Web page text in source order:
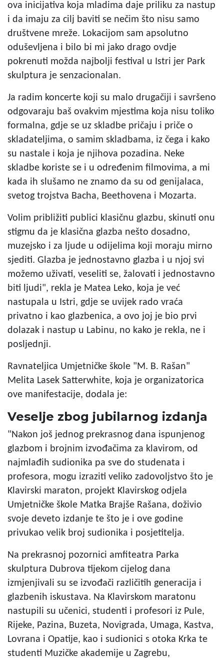
ova inicijativa koja mladima daje priliku za nastup
i da imaju za cilj baviti se nečim što nisu samo
društvene mreže. Lokacijom sam apsolutno
oduševljena i bilo bi mi jako drago ovdje
pokrenuti možda najbolji festival u Istri jer Park
skulptura je senzacionalan.
Ja radim koncerte koji su malo drugačiji i savršeno
odgovaraju baš ovakvim mjestima koja nisu toliko
formalna, gdje se uz skladbe pričaju i priče o
skladateljima, o samim skladbama, iz čega i kako
su nastale i koja je njihova pozadina. Neke
skladbe koriste se i u određenim filmovima, a mi
kada ih slušamo ne znamo da su od genijalaca,
svetog trojstva Bacha, Beethovena i Mozarta.
Volim približiti publici klasičnu glazbu, skinuti onu
stigmu da je klasična glazba nešto dosadno,
muzejsko i za ljude u odijelima koji moraju mirno
sjediti. Glazba je jednostavno glazba i u njoj svi
možemo uživati, veseliti se, žalovati i jednostavno
biti ljudi", rekla je Matea Leko, koja je već
nastupala u Istri, gdje se uvijek rado vraća
privatno i kao glazbenica, a ovo joj je bio prvi
dolazak i nastup u Labinu, no kako je rekla, ne i
posljednji.
Ravnateljica Umjetničke škole "M. B. Rašan"
Melita Lasek Satterwhite, koja je organizatorica
ove manifestacije, dodala je:
Veselje zbog jubilarnog izdanja
"Nakon još jednog prekrasnog dana ispunjenog
glazbom i brojnim izvođačima za klavirom, od
najmlađih sudionika pa sve do studenata i
profesora, mogu izraziti veliko zadovoljstvo što je
Klavirski maraton, projekt Klavirskog odjela
Umjetničke škole Matka Brajše Rašana, doživio
svoje deveto izdanje te što je i ove godine
privukao velik broj sudionika i posjetitelja.
Na prekrasnoj pozornici amfiteatra Parka
skulptura Dubrova tijekom cijelog dana
izmjenjivali su se izvođači različitih generacija i
glazbenih iskustava. Na Klavirskom maratonu
nastupili su učenici, studenti i profesori iz Pule,
Rijeke, Pazina, Buzeta, Novigrada, Umaga, Kastva,
Lovrana i Opatije, kao i sudionici s otoka Krka te
studenti Muzičke akademije u Zagrebu,